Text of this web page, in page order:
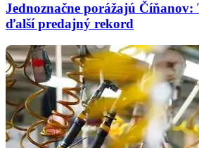
Jednoznačne porážajú Číňanov:
ďalší predajný rekord